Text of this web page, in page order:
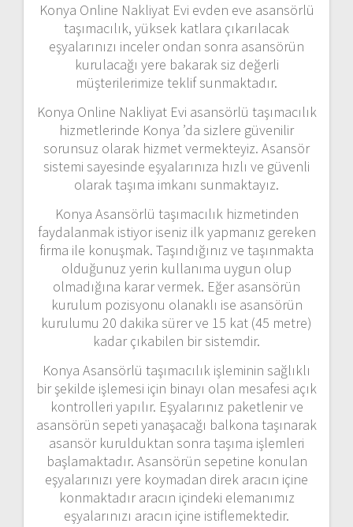
Konya Online Nakliyat Evi evden eve asansörlü
taşımacılık, yüksek katlara çıkarılacak
eşyalarınızı inceler ondan sonra asansörün
kurulacağı yere bakarak siz değerli
müşterilerimize teklif sunmaktadır.
Konya Online Nakliyat Evi asansörlü taşımacılık
hizmetlerinde Konya ’da sizlere güvenilir
sorunsuz olarak hizmet vermekteyiz. Asansör
sistemi sayesinde eşyalarınıza hızlı ve güvenli
olarak taşıma imkanı sunmaktayız.
Konya Asansörlü taşımacılık hizmetinden
faydalanmak istiyor iseniz ilk yapmanız gereken
firma ile konuşmak. Taşındığınız ve taşınmakta
olduğunuz yerin kullanıma uygun olup
olmadığına karar vermek. Eğer asansörün
kurulum pozisyonu olanaklı ise asansörün
kurulumu 20 dakika sürer ve 15 kat (45 metre)
kadar çıkabilen bir sistemdir.
Konya Asansörlü taşımacılık işleminin sağlıklı
bir şekilde işlemesi için binayı olan mesafesi açık
kontrolleri yapılır. Eşyalarınız paketlenir ve
asansörün sepeti yanaşacağı balkona taşınarak
asansör kurulduktan sonra taşıma işlemleri
başlamaktadır. Asansörün sepetine konulan
eşyalarınızı yere koymadan direk aracın içine
konmaktadır aracın içindeki elemanımız
eşyalarınızı aracın içine istiflemektedir.